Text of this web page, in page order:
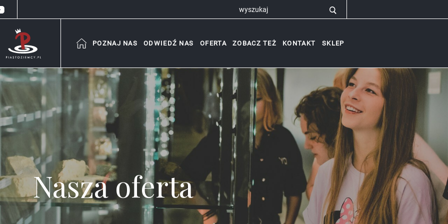
POZNAJ NAS ODWIEDŹ NAS OFERTA ZOBACZ TEŻ KONTAKT SKLEP
Nasza oferta